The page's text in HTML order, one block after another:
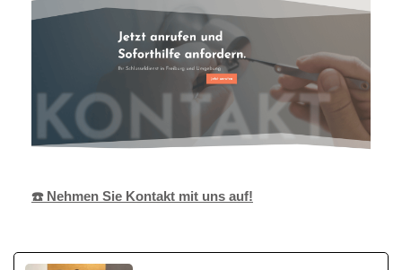
☎️ Nehmen Sie Kontakt mit uns auf!